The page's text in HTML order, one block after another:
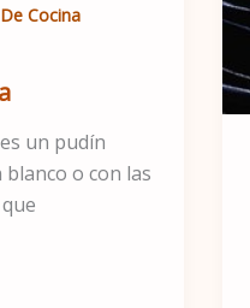
Cocina
un pudín
o con las